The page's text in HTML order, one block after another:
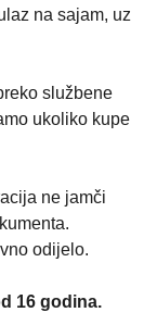
na sajam, uz
službene
ukoliko kupe
ne jamči
odijelo.
16 godina.